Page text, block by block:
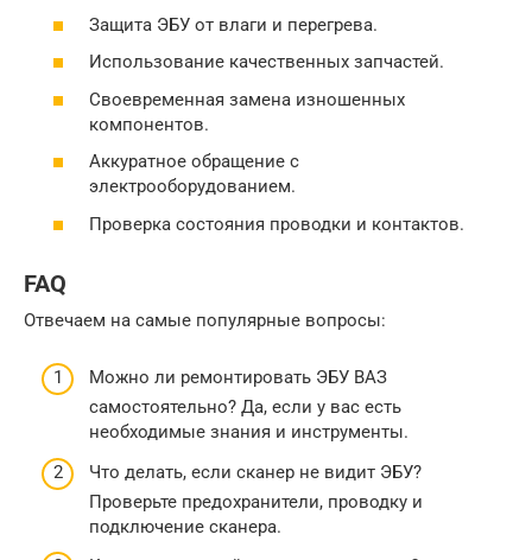
Защита ЭБУ от влаги и перегрева.
Использование качественных запчастей.
Своевременная замена изношенных
компонентов.
Аккуратное обращение с
электрооборудованием.
Проверка состояния проводки и контактов.
FAQ
Отвечаем на самые популярные вопросы:
Можно ли ремонтировать ЭБУ ВАЗ
самостоятельно? Да, если у вас есть
необходимые знания и инструменты.
Что делать, если сканер не видит ЭБУ?
Проверьте предохранители, проводку и
подключение сканера.